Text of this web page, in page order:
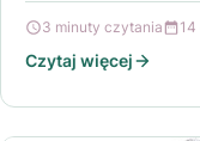
3 minuty czytania
Czytaj więcej